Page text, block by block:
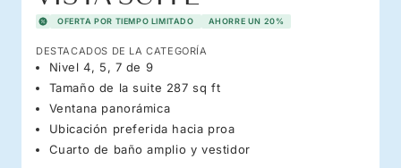
OFERTA POR TIEMPO LIMITADO AHORRE UN 20%
DESTACADOS DE LA CATEGORÍA
Nivel 4, 5, 7 de 9
Tamaño de la suite 287 sq ft
Ventana panorámica
Ubicación preferida hacia proa
Cuarto de baño amplio y vestidor